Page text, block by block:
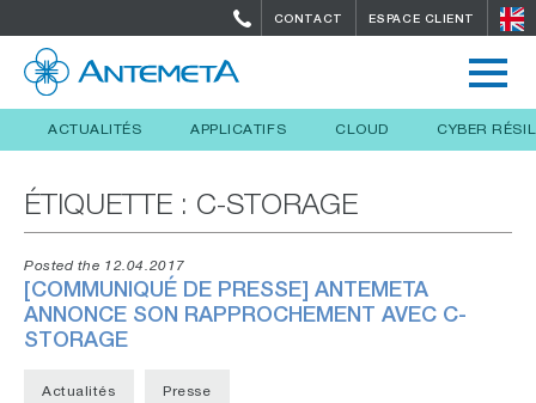
CONTACT ESPACE CLIENT
ACTUALITÉS APPLICATIFS CLOUD CYBER
ÉTIQUETTE : C-STORAGE
Posted the 12.04.2017
[COMMUNIQUÉ DE PRESSE] ANTEMETA
ANNONCE SON RAPPROCHEMENT AVEC C-
STORAGE
Actualités Presse